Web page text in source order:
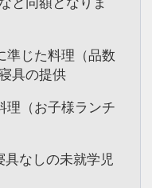
準じた料理（品数
具の提供
理（お子様ランチ
具なしの未就学児